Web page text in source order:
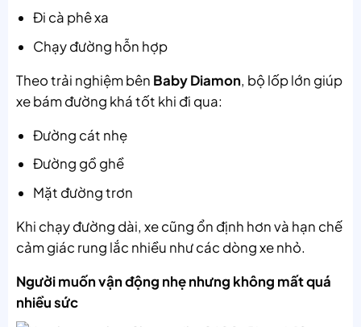
Đi cà phê xa
Chạy đường hỗn hợp
Theo trải nghiệm bên Baby Diamon, bộ lốp lớn giúp
xe bám đường khá tốt khi đi qua:
Đường cát nhẹ
Đường gồ ghề
Mặt đường trơn
Khi chạy đường dài, xe cũng ổn định hơn và hạn chế
cảm giác rung lắc nhiều như các dòng xe nhỏ.
Người muốn vận động nhẹ nhưng không mất quá
nhiều sức